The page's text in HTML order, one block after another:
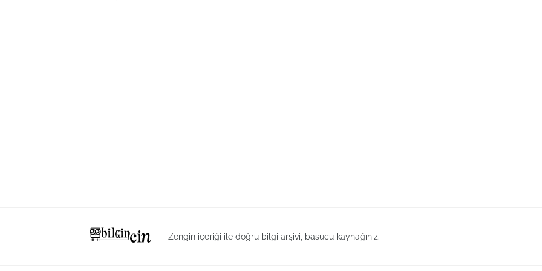
Zengin içeriği ile doğru bilgi arşivi, başucu kaynağınız.